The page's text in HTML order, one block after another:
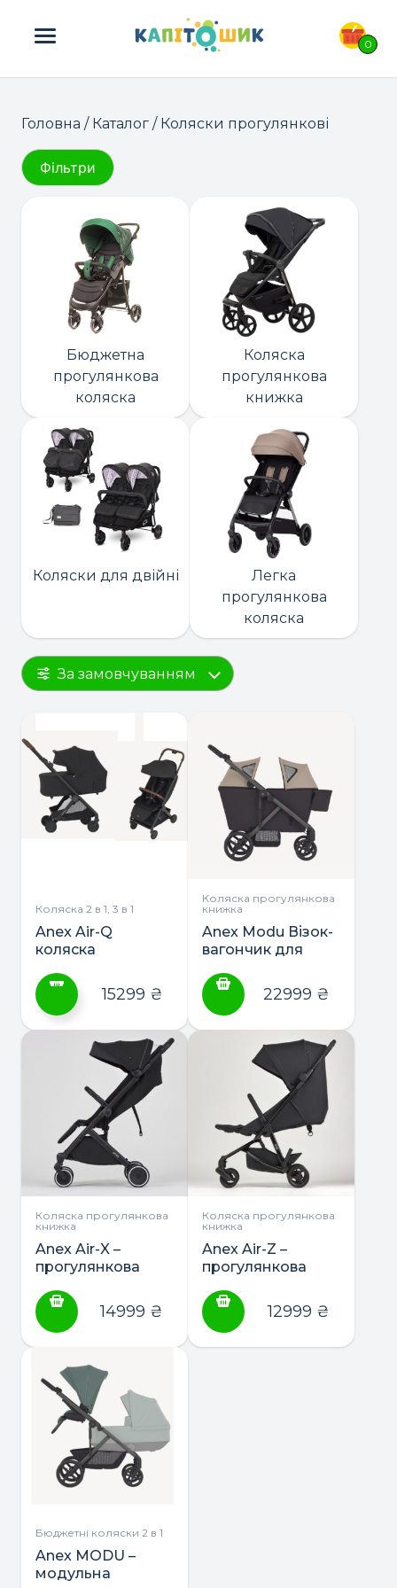
0
ПОШУК ТОВАРІВ:
Головна / Каталог / Коляски прогулянкові
Фільтри
Бюджетна
прогулянкова
коляска
Коляска
прогулянкова
книжка
Коляски для двійні
Легка
прогулянкова
коляска
За замовчуванням
Коляска 2 в 1, 3 в 1
Anex Air-Q
коляска
2в1
варіантів.
Параметри
можна
вибрати
на
сторінці
15299 ₴
Коляска прогулянкова
книжка
Anex Modu Візок-
вагончик для
діток
22999 ₴
Коляска прогулянкова
книжка
Anex Air-X –
прогулянкова
14999 ₴
Коляска прогулянкова
книжка
Anex Air-Z –
прогулянкова
12999 ₴
Бюджетні коляски 2 в 1
Anex MODU –
модульна